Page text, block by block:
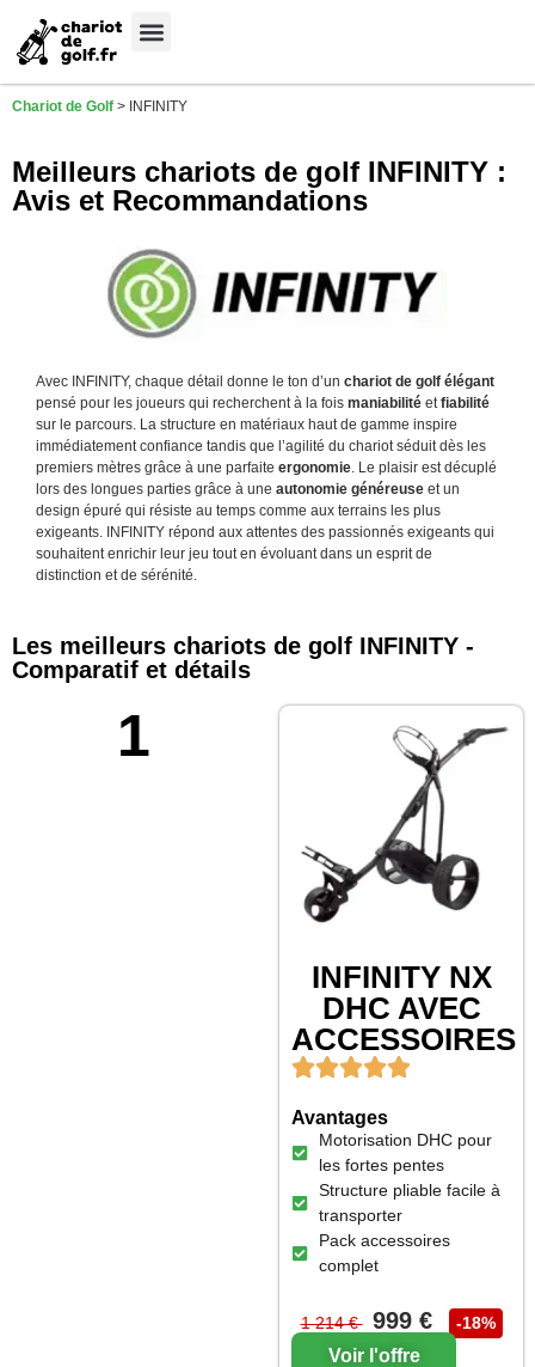
Chariot de Golf > INFINITY
Meilleurs chariots de golf INFINITY :
Avis et Recommandations
Avec INFINITY, chaque détail donne le ton d’un chariot de golf élégant
pensé pour les joueurs qui recherchent à la fois maniabilité etfiabilité
sur le parcours. La structure en matériaux haut de gamme inspire
immédiatement confiance tandis que l’agilité du chariot séduit dès les
premiers mètres grâce à une parfaite ergonomie. Le plaisir est décuplé
lors des longues parties grâce à une autonomie généreuse et un
design épuré qui résiste au temps comme aux terrains les plus
exigeants. INFINITY répond aux attentes des passionnés exigeants qui
souhaitent enrichir leur jeu tout en évoluant dans un esprit de
distinction et de sérénité.
Les meilleurs chariots de golf INFINITY -
Comparatif et détails
1
INFINITY NX
DHC AVEC
ACCESSOIRES
Avantages
Motorisation DHC pour
les fortes pentes
Structure pliable facile à
transporter
Pack accessoires
complet
1 214 € 999 € -18%
Voir l'offre